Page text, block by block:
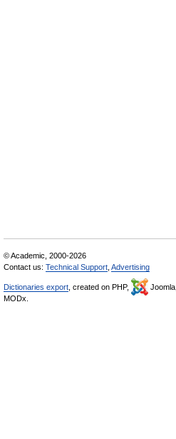
© Academic, 2000-2026
Contact us: Technical Support Advertising
Dictionaries export , created on PHP, Joomla,
MODx.